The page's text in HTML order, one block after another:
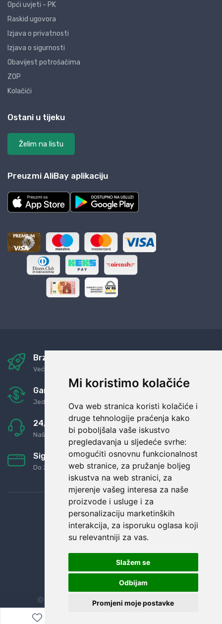
Mi koristimo kolačiće
Ova web stranica koristi kolačiće i
druge tehnologije praćenja kako
bi poboljšala vaše iskustvo
pregledavanja u sljedeće svrhe:
omogućiti osnovnu funkcionalnost
web stranice, za pružanje boljeg
iskustva na web stranici, za
mjerenje vašeg interesa za naše
proizvode i usluge i za
personalizaciju marketinških
interakcija, za isporuku oglasa koji
su relevantniji za vas.
Slažem se
Odbijam
Promjeni moje postavke
Opći uvjeti - PK
Raskid ugovora
Izjava o privatnosti
Izjava o sigurnosti
Obavijest potrošačima
ZOP
Kolačići
Ostani u tijeku
Želim na listu
Preuzmi AliBay aplikaciju
Brza i sigurna dostava
Već za nekoliko dana kod vas
Garancija u povrat novaca
Jednostavno pravilo: Roba za novac
24/7 odlična podrška
Naši agenti uvijek na raspolaganju
Sigurno obročno plaćanje
Do 24 rata bez kamata
© Sva prava zadržana. Dopi grupa d.o.o.